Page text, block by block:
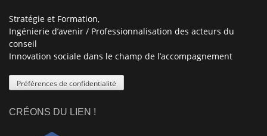
Stratégie et Formation,
Ingénierie d’avenir / Professionnalisation des acteurs du
conseil
Innovation sociale dans le champ de l’accompagnement
Préférences de confidentialité
CRÉONS DU LIEN !